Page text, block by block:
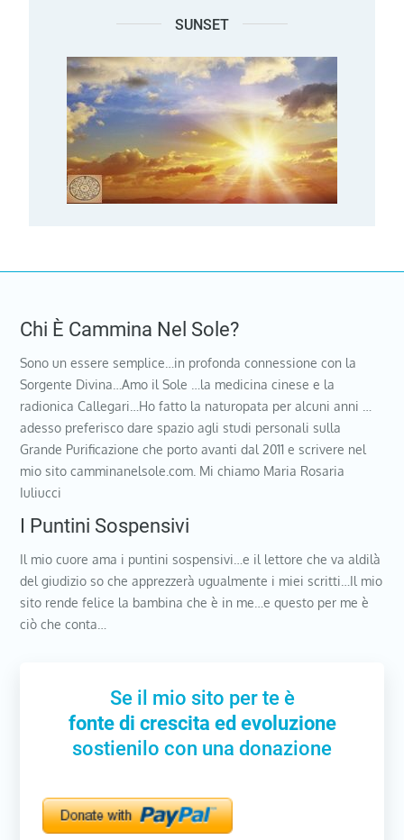
SUNSET
Chi È Cammina Nel Sole?
Sono un essere semplice…in profonda connessione con la
Sorgente Divina…Amo il Sole …la medicina cinese e la
radionica Callegari…Ho fatto la naturopata per alcuni anni …
adesso preferisco dare spazio agli studi personali sulla
Grande Purificazione che porto avanti dal 2011 e scrivere nel
mio sito camminanelsole.com. Mi chiamo Maria Rosaria
Iuliucci
I Puntini Sospensivi
Il mio cuore ama i puntini sospensivi…e il lettore che va aldilà
del giudizio so che apprezzerà ugualmente i miei scritti…Il mio
sito rende felice la bambina che è in me…e questo per me è
ciò che conta…
Se il mio sito per te è
fonte di crescita ed evoluzione
sostienilo con una donazione